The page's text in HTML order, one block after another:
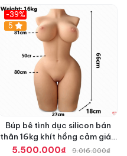
-39%
5
Búp bê tình dục silicon bán
thân 16kg khít hồng cảm giác
chân thực mê hoặc
5.500.000₫ 9.016.000₫